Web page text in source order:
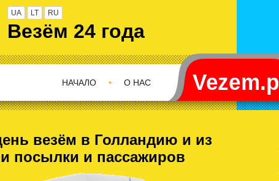
UA LT RU
Везём 24 года
О НАС
•
НАЧАЛО
везём в Голландию и из
посылки и пассажиров